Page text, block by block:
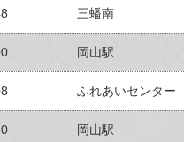
三蟠南
岡山駅
ふれあいセンター
岡山駅